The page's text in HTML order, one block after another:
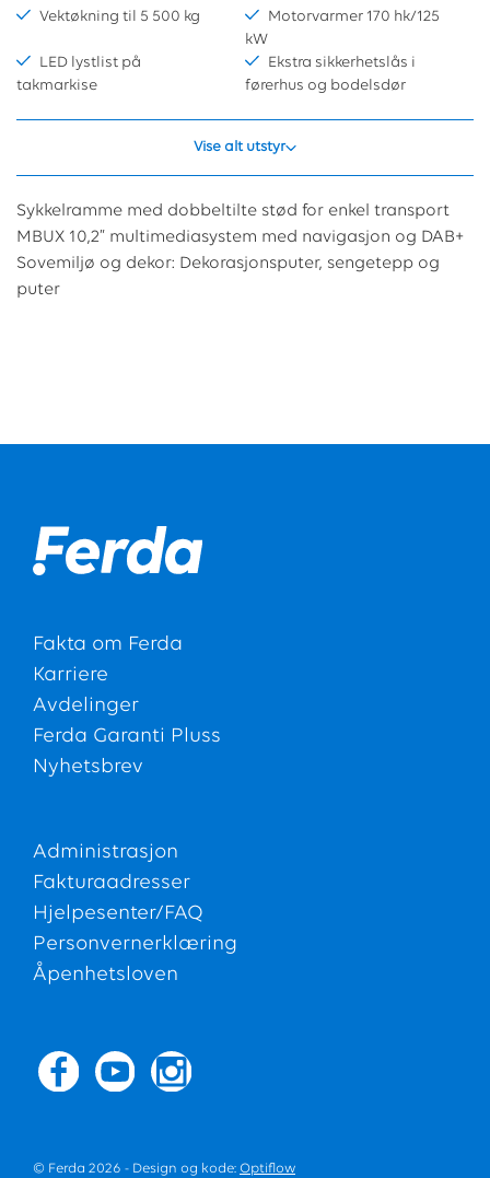
Vektøkning til 5 500 kg
Motorvarmer 170 hk/125
kW
LED lystlist på
takmarkise
Ekstra sikkerhetslås i
førerhus og bodelsdør
Vise alt utstyr
Sykkelramme med dobbeltilte stød for enkel transport
MBUX 10,2” multimediasystem med navigasjon og DAB+
Sovemiljø og dekor: Dekorasjonsputer, sengetepp og
puter
Fakta om Ferda
Karriere
Avdelinger
Ferda Garanti Pluss
Nyhetsbrev
Administrasjon
Fakturaadresser
Hjelpesenter/FAQ
Personvernerklæring
Åpenhetsloven
© Ferda 2026 - Design og kode: Optiflow